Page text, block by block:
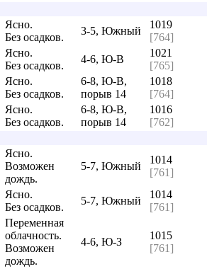
Ясно.
Без осадков.
3-5, Южный
1019
[764]
Ясно.
Без осадков.
4-6, Ю-В
1021
[765]
Ясно.
Без осадков.
6-8, Ю-В,
порыв 14
1018
[764]
Ясно.
Без осадков.
6-8, Ю-В,
порыв 14
1016
[762]
Ясно.
Возможен
дождь.
5-7, Южный
1014
[761]
Ясно.
Без осадков.
5-7, Южный
1014
[761]
Переменная
облачность.
Возможен
дождь.
4-6, Ю-З
1015
[761]